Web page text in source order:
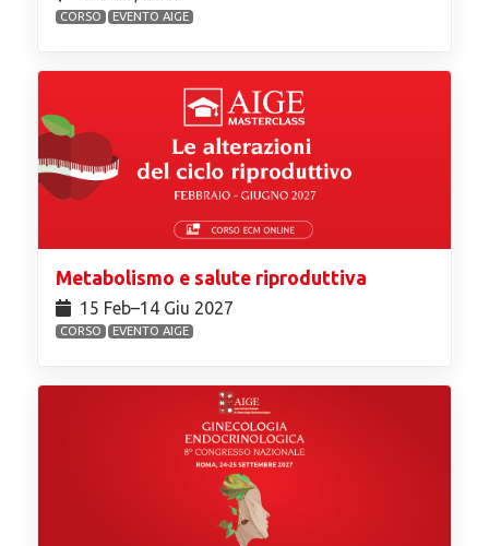
CORSO EVENTO AIGE
Metabolismo e salute riproduttiva
15 Feb⁠–14 Giu 2027
CORSO EVENTO AIGE